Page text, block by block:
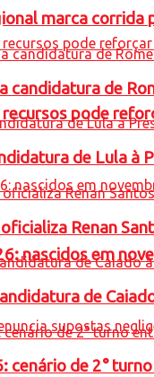
pode
nascidos em
marca corrida
candidatura de
de Lula à
Renan
de
cenário de 2°